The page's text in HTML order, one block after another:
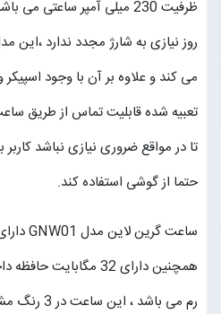
درباره ما
پیگیری سفارشات
روز نیازی به شارژ مجدد ندارد ،این
می کند و علاوه بر آن با وجود
تعبیه شده قابلیت تماس از طریق
تا در مواقع ضروری نیازی نباشد
حتما از گوشی استفاده کند.
رم می باشد